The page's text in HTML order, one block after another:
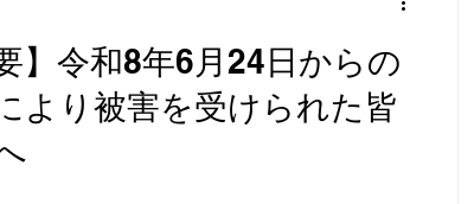
】令和8年6月24日からの
より被害を受けられた皆